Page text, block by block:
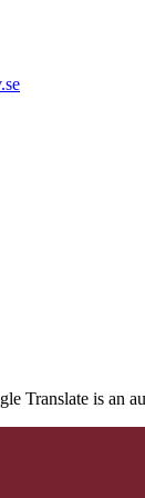
Translate is an